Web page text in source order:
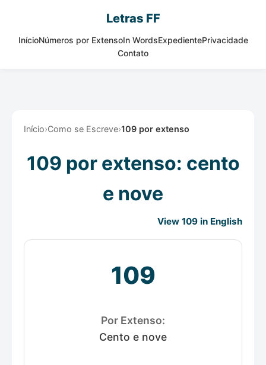
Letras FF
InícioNúmeros por ExtensoIn WordsExpedientePrivacidade
Contato
Início›Como se Escreve›109 por extenso
109 por extenso: cento
e nove
View 109 in English
109
Por Extenso:
Cento e nove